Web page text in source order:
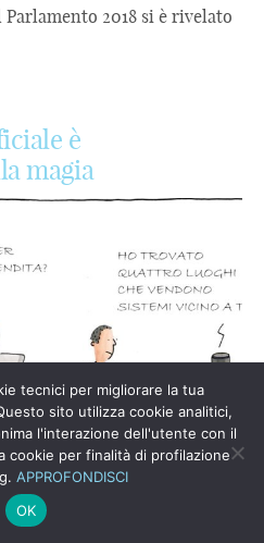
2018 si è rivelato
è
magia
tecnici per migliorare la tua
sito utilizza cookie analitici,
l'interazione dell'utente con il
cookie per finalità di profilazione
APPROFONDISCI
OK